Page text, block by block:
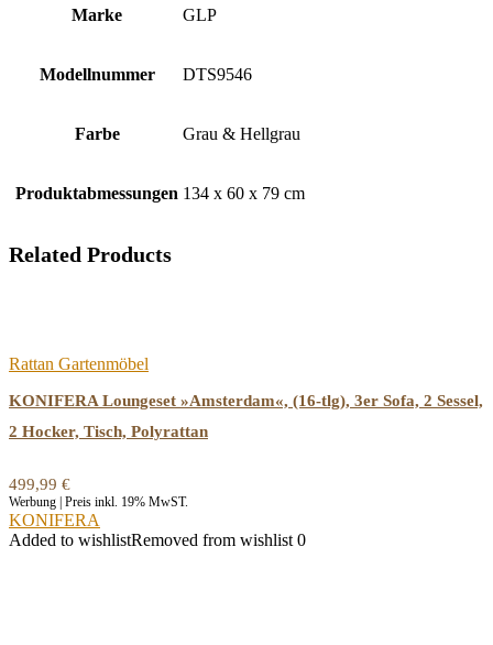
Marke ‎GLP
Modellnummer ‎DTS9546
Farbe ‎Grau & Hellgrau
Produktabmessungen ‎134 x 60 x 79 cm
Related Products
Rattan Gartenmöbel
KONIFERA Loungeset »Amsterdam«, (16-tlg), 3er Sofa, 2 Sessel,
2 Hocker, Tisch, Polyrattan
499,99 €
Werbung | Preis inkl. 19% MwST.
KONIFERA
Added to wishlistRemoved from wishlist 0